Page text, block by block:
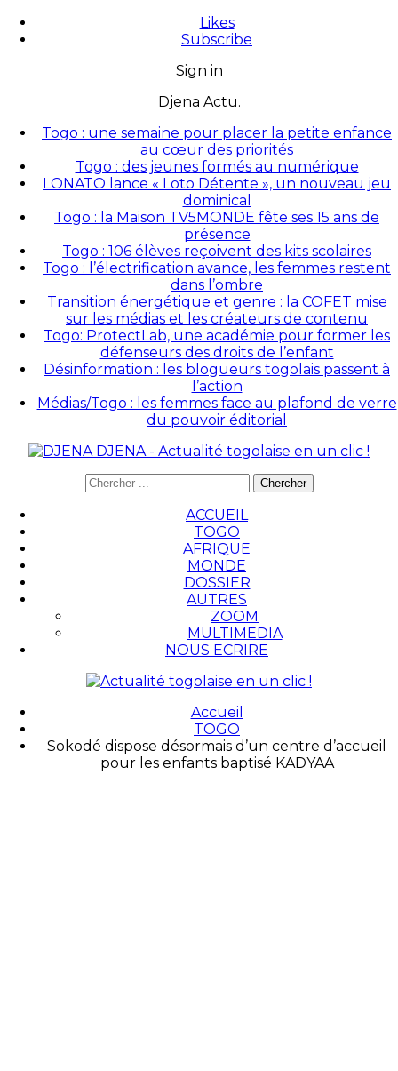
Likes
Subscribe
Sign in
Djena Actu.
Togo : une semaine pour placer la petite enfance
au cœur des priorités
Togo : des jeunes formés au numérique
LONATO lance « Loto Détente », un nouveau jeu
dominical
Togo : la Maison TV5MONDE fête ses 15 ans de
présence
Togo : 106 élèves reçoivent des kits scolaires
Togo : l’électrification avance, les femmes restent
dans l’ombre
Transition énergétique et genre : la COFET mise
sur les médias et les créateurs de contenu
Togo: ProtectLab, une académie pour former les
défenseurs des droits de l’enfant
Désinformation : les blogueurs togolais passent à
l’action
Médias/Togo : les femmes face au plafond de verre
du pouvoir éditorial
DJENA - Actualité togolaise en un clic !
ACCUEIL
TOGO
AFRIQUE
MONDE
DOSSIER
AUTRES
ZOOM
MULTIMEDIA
NOUS ECRIRE
Accueil
TOGO
Sokodé dispose désormais d’un centre d’accueil
pour les enfants baptisé KADYAA